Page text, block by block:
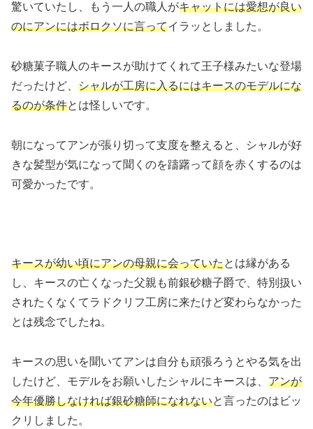
驚いていたし、もう一人の職人がキャットには愛想が良い
のにアンにはボロクソに言ってイラッとしました。
砂糖菓子職人のキースが助けてくれて王子様みたいな登場
だったけど、 シャルが工房に入るにはキースのモデルにな
るのが条件とは怪しいです。
朝になってアンが張り切って支度を整えると、シャルが好
きな髪型が気になって聞くのを躊躇って顔を赤くするのは
可愛かったです。
キースが幼い頃にアンの母親に会っていたとは縁がある
し、キースの亡くなった父親も前銀砂糖子爵で、特別扱い
されたくなくてラドクリフ工房に来たけど変わらなかった
とは残念でしたね。
キースの思いを聞いてアンは自分も頑張ろうとやる気を出
したけど、モデルをお願いしたシャルにキースは、 アンが
今年優勝しなければ銀砂糖師になれないと言ったのはビッ
クリしました。